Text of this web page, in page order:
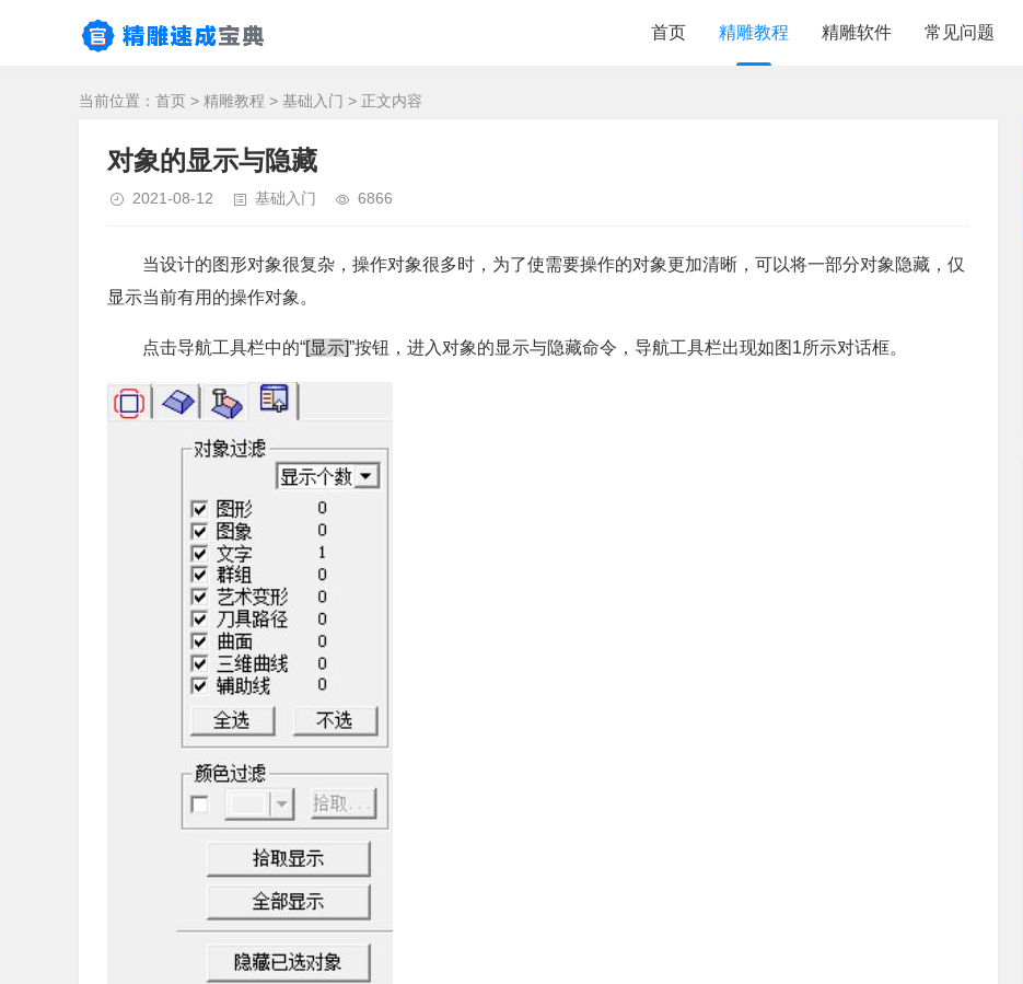
首页 精雕教程 精雕软件 常见问题
当前位置： 首页 > 精雕教程 > 基础入门 > 正文内容
对象的显示与隐藏
2021-08-12 基础入门 6866
当设计的图形对象很复杂，操作对象很多时，为了使需要操作的对象更加清晰，可以将一部分对象隐藏，仅
显示当前有用的操作对象。
点击导航工具栏中的“[显示]”按钮，进入对象的显示与隐藏命令，导航工具栏出现如图1所示对话框。